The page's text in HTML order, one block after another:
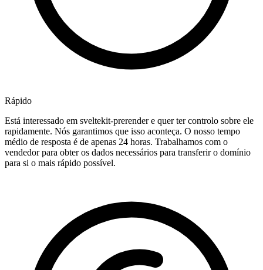
Rápido
Está interessado em sveltekit-prerender e quer ter controlo sobre ele
rapidamente. Nós garantimos que isso aconteça. O nosso tempo
médio de resposta é de apenas 24 horas. Trabalhamos com o
vendedor para obter os dados necessários para transferir o domínio
para si o mais rápido possível.